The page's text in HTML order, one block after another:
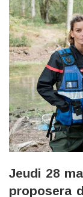
Jeudi 28
proposera